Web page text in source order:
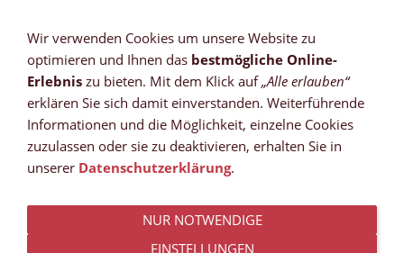
VERTRAG WIDERRUFEN
Newsletter
Wir verwenden Cookies um unsere Website zu
optimieren und Ihnen das bestmögliche Online-
Erlebnis zu bieten. Mit dem Klick auf„Alle erlauben“
erklären Sie sich damit einverstanden. Weiterführende
Informationen und die Möglichkeit, einzelne Cookies
zuzulassen oder sie zu deaktivieren, erhalten Sie in
unserer Datenschutzerklärung.
NUR NOTWENDIGE
EINSTELLUNGEN